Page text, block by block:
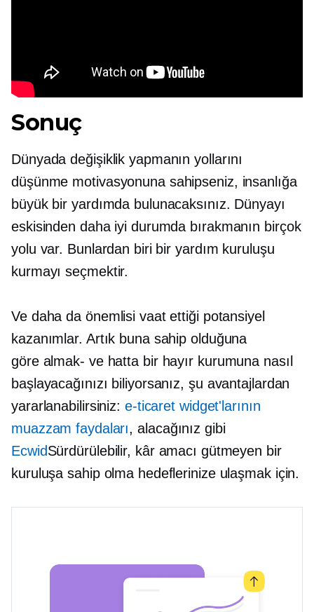
Sonuç
Dünyada değişiklik yapmanın yollarını
düşünme motivasyonuna sahipseniz, insanlığa
büyük bir yardımda bulunacaksınız. Dünyayı
eskisinden daha iyi durumda bırakmanın birçok
yolu var. Bunlardan biri bir yardım kuruluşu
kurmayı seçmektir.
Ve daha da önemlisi vaat ettiği potansiyel
kazanımlar. Artık buna sahip olduğuna
göre almak- ve hatta bir hayır kurumuna nasıl
başlayacağınızı biliyorsanız, şu avantajlardan
yararlanabilirsiniz: e-ticaret widget'larının
muazzam faydaları, alacağınız gibi
EcwidSürdürülebilir, kâr amacı gütmeyen bir
kuruluşa sahip olma hedeflerinize ulaşmak için.